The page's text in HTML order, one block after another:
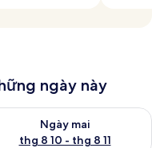
ngày này
9 - thg 8 10
Ngày mai
thg 8 10 - thg 8 11
tra lượng phòng ngày